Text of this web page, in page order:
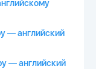
— английский
— английский